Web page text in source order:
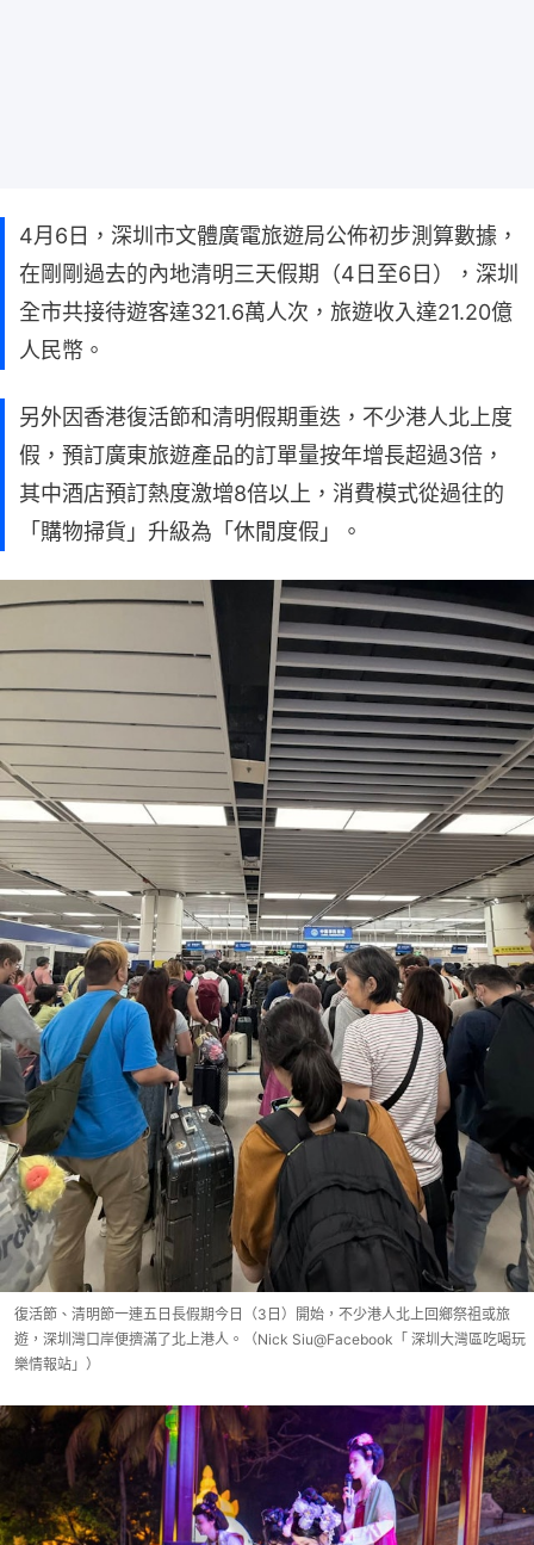
4月6日，深圳市文體廣電旅遊局公佈初步測算數據，
在剛剛過去的內地清明三天假期（4日至6日），深圳
全市共接待遊客達321.6萬人次，旅遊收入達21.20億
人民幣。
另外因香港復活節和清明假期重迭，不少港人北上度
假，預訂廣東旅遊產品的訂單量按年增長超過3倍，
其中酒店預訂熱度激增8倍以上，消費模式從過往的
「購物掃貨」升級為「休閒度假」。
復活節、清明節一連五日長假期今日（3日）開始，不少港人北上回鄉祭祖或旅
遊，深圳灣口岸便擠滿了北上港人。（Nick Siu@Facebook「 深圳大灣區吃喝玩
樂情報站」）